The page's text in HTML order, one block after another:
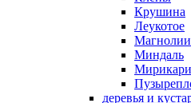
Крушина
Леукотое
Магнолии
Миндаль
деревья и